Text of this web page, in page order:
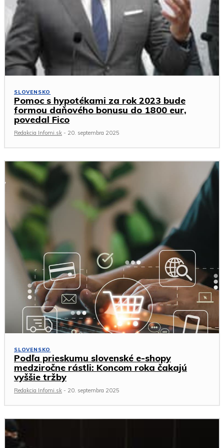
SLOVENSKO
Pomoc s hypotékami za rok 2023 bude
formou daňového bonusu do 1800 eur,
povedal Fico
Redakcia Infomi.sk - 20. septembra 2025
SLOVENSKO
Podľa prieskumu slovenské e-shopy
medziročne rástli: Koncom roka čakajú
vyššie tržby
Redakcia Infomi.sk - 20. septembra 2025